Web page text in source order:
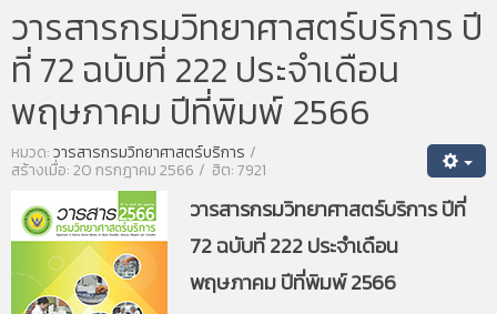
วารสารกรมวิทยาศาสตร์บริการ ปี
ที่ 72 ฉบับที่ 222 ประจำเดือน
พฤษภาคม ปีที่พิมพ์ 2566
หมวด:วารสารกรมวิทยาศาสตร์บริการ
สร้างเมื่อ: 20 กรกฎาคม 2566 ฮิต: 7921
วารสารกรมวิทยาศาสตร์บริการ ปีที่
72 ฉบับที่ 222 ประจำเดือน
พฤษภาคม ปีที่พิมพ์ 2566